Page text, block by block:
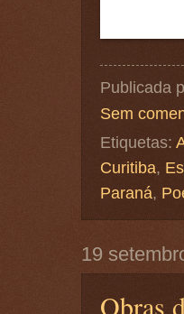
Publicada
Sem
Etiquetas:
Curitiba,
Paraná,
19
Obras